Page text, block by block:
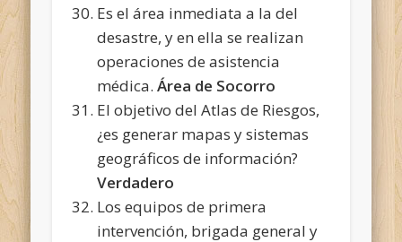
Es el área inmediata a la del
desastre, y en ella se realizan
operaciones de asistencia
médica.Área de Socorro
El objetivo del Atlas de Riesgos,
¿es generar mapas y sistemas
geográficos de información?
Verdadero
Los equipos de primera
intervención, brigada general y